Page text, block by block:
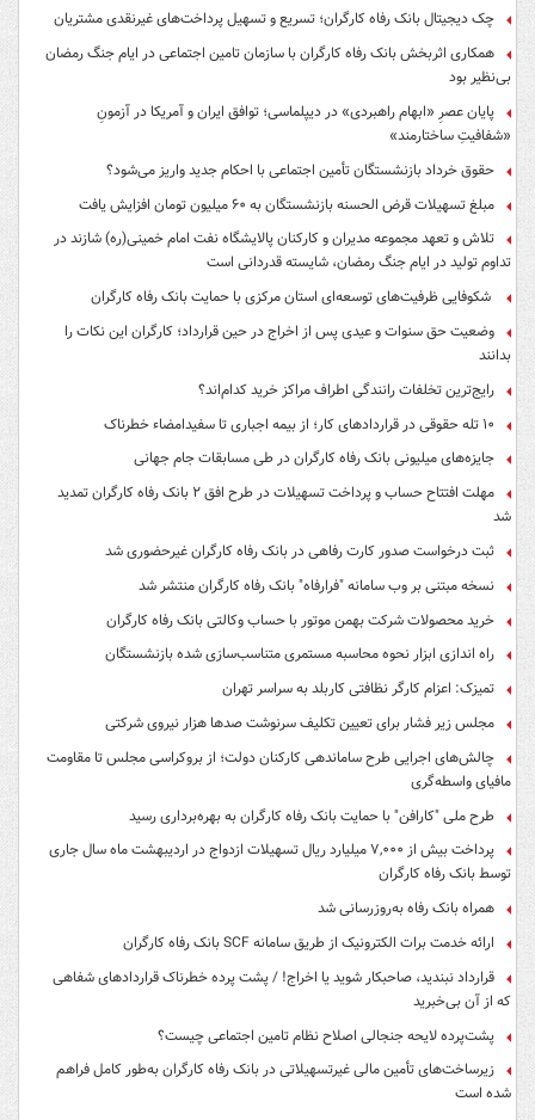
چک دیجیتال بانک رفاه کارگران؛ تسریع و تسهیل پرداخت‌های غیرنقدی مشتریان
همکاری اثربخش بانک رفاه کارگران با سازمان تامین اجتماعی در ایام جنگ رمضان
بی‌نظیر بود
پایان عصرِ «ابهام راهبردی» در دیپلماسی؛ توافق ایران و آمریکا در آزمونِ
«شفافیتِ ساختارمند»
حقوق خرداد بازنشستگان تأمین اجتماعی با احکام جدید واریز می‌شود؟
مبلغ تسهیلات قرض الحسنه بازنشستگان به ۶۰ میلیون تومان افزایش یافت
تلاش و تعهد مجموعه مدیران و کارکنان پالایشگاه نفت امام خمینی(ره) شازند در
تداوم تولید در ایام جنگ رمضان، شایسته قدردانی است
شکوفایی ظرفیت‌های توسعه‌ای استان مرکزی با حمایت بانک رفاه کارگران
وضعیت حق سنوات و عیدی پس از اخراج در حین قرارداد؛ کارگران این نکات را
بدانند
رایج‌ترین تخلفات رانندگی اطراف مراکز خرید کدام‌اند؟
۱۰ تله حقوقی در قراردادهای کار؛ از بیمه اجباری تا سفیدامضاء خطرناک
جایزه‌های میلیونی بانک رفاه کارگران در طی مسابقات جام جهانی
مهلت افتتاح حساب و پرداخت تسهیلات در طرح افق ۲ بانک رفاه کارگران تمدید
شد
ثبت درخواست صدور کارت رفاهی در بانک رفاه کارگران غیرحضوری شد
نسخه مبتنی بر وب سامانه "فرارفاه" بانک رفاه کارگران منتشر شد
خرید محصولات شرکت بهمن موتور با حساب وکالتی بانک رفاه کارگران
راه اندازی ابزار نحوه محاسبه مستمری متناسب‌سازی شده بازنشستگان
تمیزک: اعزام کارگر نظافتی کاربلد به سراسر تهران
مجلس زیر فشار برای تعیین تکلیف سرنوشت صدها هزار نیروی شرکتی
چالش‌های اجرایی طرح ساماندهی کارکنان دولت؛ از بروکراسی مجلس تا مقاومت
مافیای واسطه‌گری
طرح ملی "کارافن" با حمایت بانک رفاه کارگران به بهره‌برداری رسید
پرداخت بیش از ۷,۰۰۰ میلیارد ریال تسهیلات ازدواج در اردیبهشت ماه سال جاری
توسط بانک رفاه کارگران
همراه بانک رفاه به‌روزرسانی شد
ارائه خدمت برات الکترونیک از طریق سامانه SCF بانک رفاه کارگران
قرارداد نبندید، صاحبکار شوید یا اخراج! / پشت پرده خطرناک قراردادهای شفاهی
که از آن بی‌خبرید
پشت‌پرده لایحه جنجالی اصلاح نظام تامین اجتماعی چیست؟
زیرساخت‌های تأمین مالی غیرتسهیلاتی در بانک رفاه کارگران به‌طور کامل فراهم
شده است